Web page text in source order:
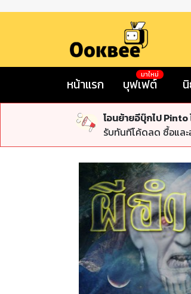
หน้าแรก บุฟเฟต์
มาใหม่
โอนย้ายอีบุ๊กไป
รับทันทีโค้ดลด ซื้อแล